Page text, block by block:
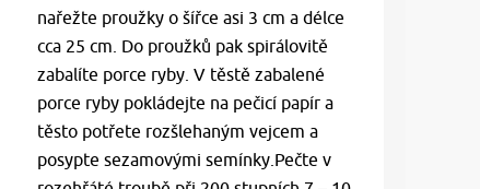
nařežte proužky o šířce asi 3 cm a délce
cca 25 cm. Do proužků pak spirálovitě
zabalíte porce ryby. V těstě zabalené
porce ryby pokládejte na pečicí papír a
těsto potřete rozšlehaným vejcem a
posypte sezamovými semínky.Pečte v